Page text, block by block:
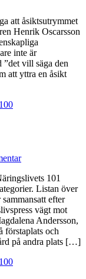
att åsiktsutrymmet
Henrik Oscarsson
inte är
vill säga den
att yttra en åsikt
101
Listan över
efter
vägt mot
Andersson,
förstaplats och
på andra plats […]